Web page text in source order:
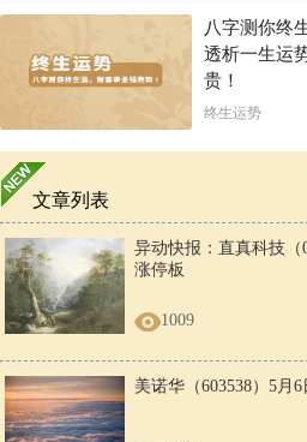
八字测你终
透析一生运
贵！
终生运势
文章列表
异动快报：直真科技（
涨停板
1009
美诺华（603538）5月